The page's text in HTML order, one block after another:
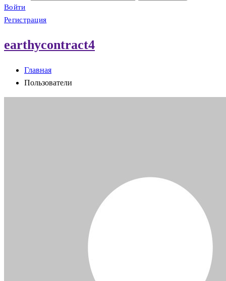
Войти
Регистрация
earthycontract4
Главная
Пользователи